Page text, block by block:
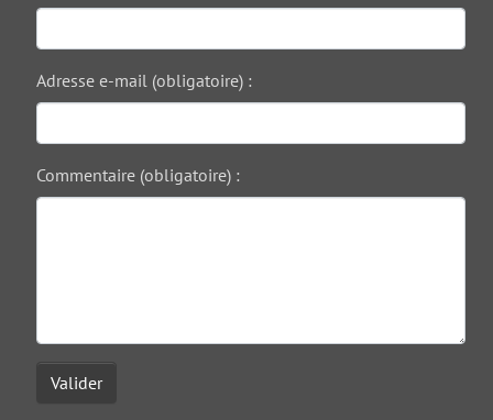
Adresse e-mail (obligatoire) :
Commentaire (obligatoire) :
Valider